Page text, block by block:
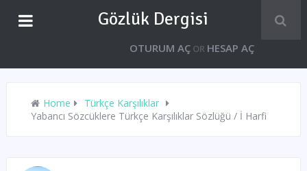
Gözlük Dergisi
OTURUM AÇOR HESAP AÇ
Home
Türkçe Karşılıklar
Yabancı Sözcüklere Türkçe Karşılıklar Sözlüğü / İ Harfi